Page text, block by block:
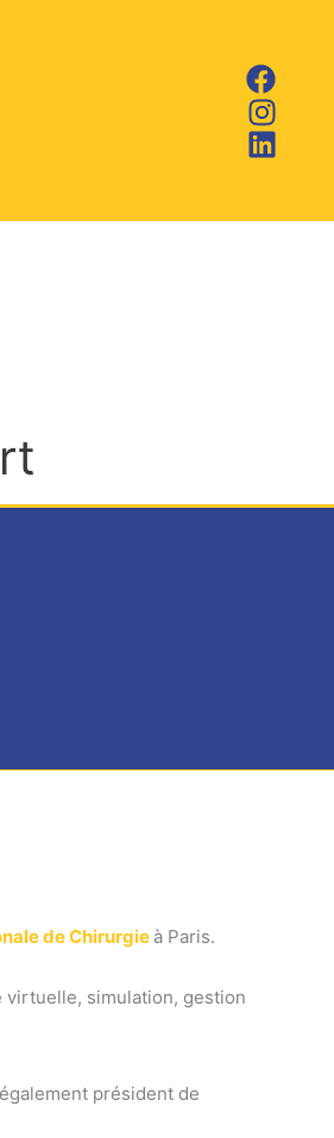
de Chirurgie à Paris.
virtuelle, simulation, gestion
également président de